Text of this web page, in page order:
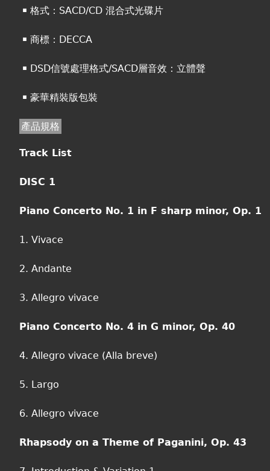
￭ 格式：SACD/CD 混合式光碟片
￭ 商標：DECCA
￭ DSD信號處理格式/SACD層音效：立體聲
￭ 豪華精裝版包裝
產品規格
Track List
DISC 1
Piano Concerto No. 1 in F sharp minor, Op. 1
1. Vivace
2. Andante
3. Allegro vivace
Piano Concerto No. 4 in G minor, Op. 40
4. Allegro vivace (Alla breve)
5. Largo
6. Allegro vivace
Rhapsody on a Theme of Paganini, Op. 43